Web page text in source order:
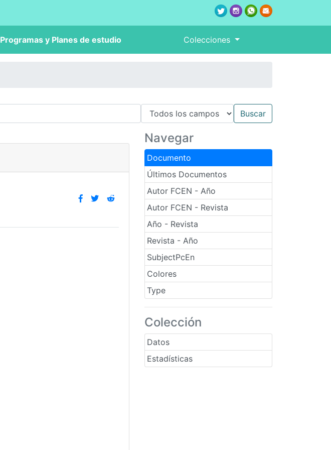
Programas y Planes de estudio Colecciones
Navegar
Documento
Últimos Documentos
Autor FCEN - Año
Autor FCEN - Revista
Año - Revista
Revista - Año
SubjectPcEn
Colores
Type
Colección
Datos
Estadísticas